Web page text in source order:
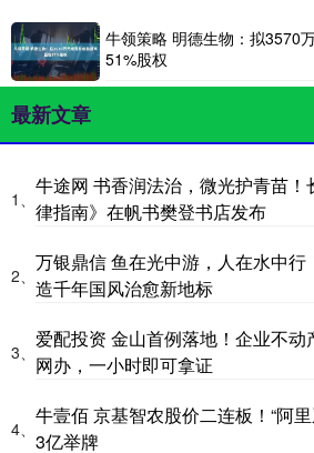
牛领策略 明德生物：拟3570
51%股权
最新文章
1、
牛途网 书香润法治，微光护青苗
律指南》在帆书樊登书店发布
2、
万银鼎信 鱼在光中游，人在水中
造千年国风治愈新地标
3、
爱配投资 金山首例落地！企业不
网办，一小时即可拿证
4、
牛壹佰 京基智农股价二连板！“阿
3亿举牌